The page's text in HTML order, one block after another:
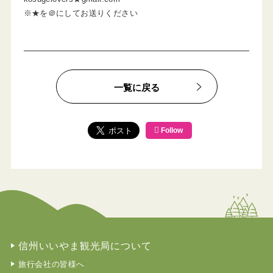
※★を＠にしてお送りください
一覧に戻る
Follow
信州いいやま観光局について
旅行会社の皆様へ